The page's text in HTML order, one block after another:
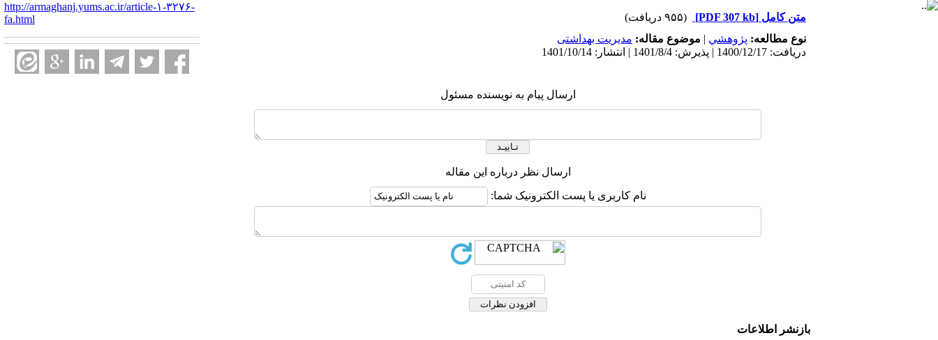
متن کامل [PDF 307 kb]
(۹۵۵ دریافت)
نوع مطالعه: پژوهشي | موضوع مقاله: مدیریت بهداشتی
دریافت: 1400/12/17 | پذیرش: 1401/8/4 | انتشار: 1401/10/14
ارسال پیام به نویسنده مسئول
ارسال نظر درباره این مقاله
نام کاربری یا پست الکترونیک شما:
http://armaghanj.yums.ac.ir/article-۱-۳۲۷۶-
fa.html
بازنشر اطلاعات